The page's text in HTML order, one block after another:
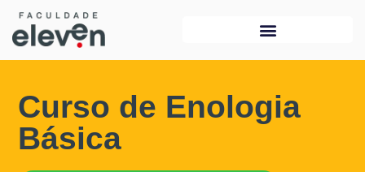
Curso de Enologia
Básica